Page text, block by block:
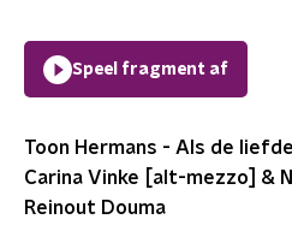
Speel fragment af
Toon Hermans - Als de
Carina Vinke [alt-mezzo] &
Reinout Douma